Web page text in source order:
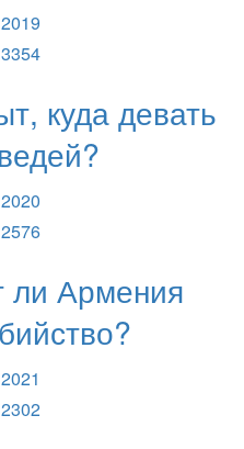
2019
3354
куда девать
2020
2576
ли Армения
2021
2302